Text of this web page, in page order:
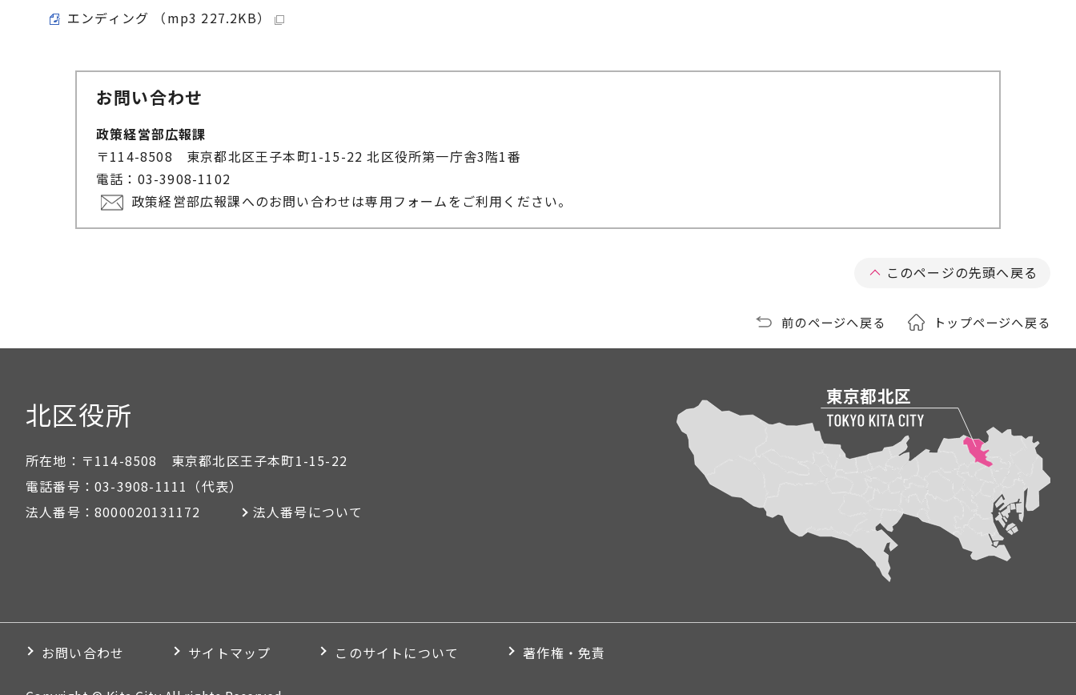
エンディング （mp3 227.2KB）
お問い合わせ
政策経営部広報課
〒114-8508 東京都北区王子本町1-15-22 北区役所第一庁舎3階1番
電話：03-3908-1102
政策経営部広報課へのお問い合わせは専用フォームをご利用ください。
このページの先頭へ戻る
前のページへ戻る トップページへ戻る
北区役所
所在地： 〒114-8508 東京都北区王子本町1-15-22
電話番号： 03-3908-1111 （代表）
法人番号： 8000020131172 法人番号について
お問い合わせ サイトマップ このサイトについて 著作権・免責